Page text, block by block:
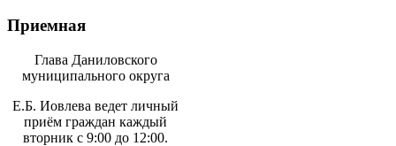
Приемная
Глава Даниловского
муниципального округа
Е.Б. Иовлева ведет личный
приём граждан каждый
вторник с 9:00 до 12:00.